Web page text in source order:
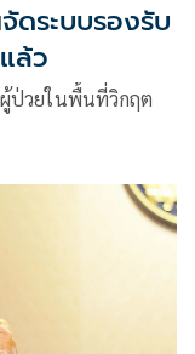
ดระบบรองรับ
ล้ว
ป่วยในพื้นที่วิกฤต